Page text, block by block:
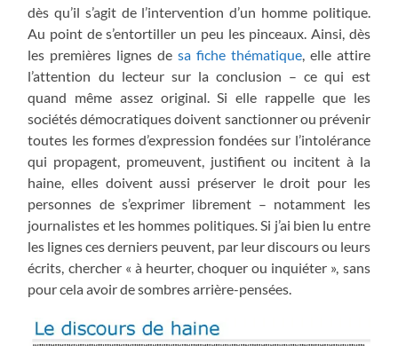
dès qu’il s’agit de l’intervention d’un homme politique.
Au point de s’entortiller un peu les pinceaux. Ainsi, dès
les premières lignes de sa fiche thématique, elle attire
l’attention du lecteur sur la conclusion – ce qui est
quand même assez original. Si elle rappelle que les
sociétés démocratiques doivent sanctionner ou prévenir
toutes les formes d’expression fondées sur l’intolérance
qui propagent, promeuvent, justifient ou incitent à la
haine, elles doivent aussi préserver le droit pour les
personnes de s’exprimer librement – notamment les
journalistes et les hommes politiques. Si j’ai bien lu entre
les lignes ces derniers peuvent, par leur discours ou leurs
écrits, chercher « à heurter, choquer ou inquiéter », sans
pour cela avoir de sombres arrière-pensées.